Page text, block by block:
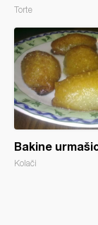
Torte
Bakine
Kolači